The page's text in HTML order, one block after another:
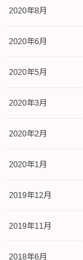
2020年8月
2020年6月
2020年5月
2020年3月
2020年2月
2020年1月
2019年12月
2019年11月
2018年6月